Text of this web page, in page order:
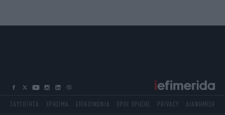
ΤΑΥΤΟΤΗΤΑ ΧΡΗΣΙΜΑ ΕΠΙΚΟΙΝΩΝΙΑ ΟΡΟΙ ΧΡΗΣΗΣ PRIVACY ΔΙΑΦΗΜΙΣΗ